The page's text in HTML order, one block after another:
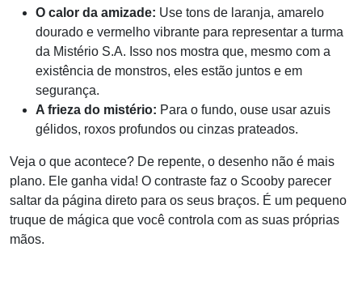
O calor da amizade: Use tons de laranja, amarelo
dourado e vermelho vibrante para representar a turma
da Mistério S.A. Isso nos mostra que, mesmo com a
existência de monstros, eles estão juntos e em
segurança.
A frieza do mistério: Para o fundo, ouse usar azuis
gélidos, roxos profundos ou cinzas prateados.
Veja o que acontece? De repente, o desenho não é mais
plano. Ele ganha vida! O contraste faz o Scooby parecer
saltar da página direto para os seus braços. É um pequeno
truque de mágica que você controla com as suas próprias
mãos.